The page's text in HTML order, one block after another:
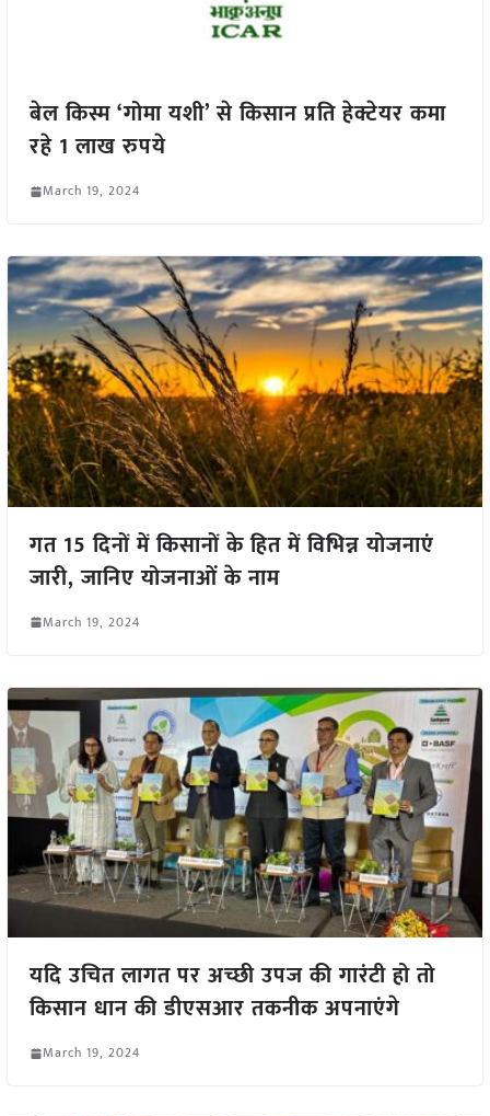
बेल किस्म ‘गोमा यशी’ से किसान प्रति हेक्टेयर कमा
रहे 1 लाख रुपये
March 19, 2024
गत 15 दिनों में किसानों के हित में विभिन्न योजनाएं
जारी, जानिए योजनाओं के नाम
March 19, 2024
यदि उचित लागत पर अच्छी उपज की गारंटी हो तो
किसान धान की डीएसआर तकनीक अपनाएंगे
March 19, 2024